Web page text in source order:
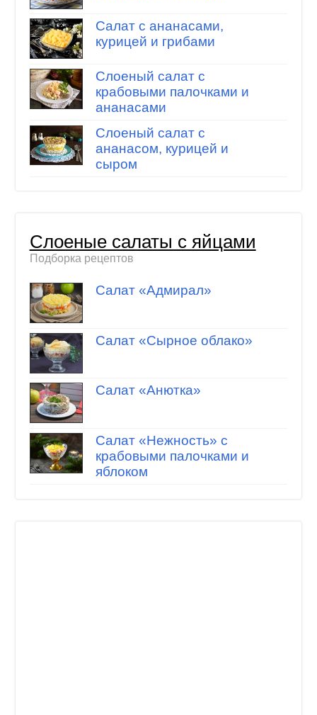
Салат с ананасами,
курицей и грибами
Слоеный салат с
крабовыми палочками и
ананасами
Слоеный салат с
ананасом, курицей и
сыром
Слоеные салаты с яйцами
Подборка рецептов
Салат «Адмирал»
Салат «Сырное облако»
Салат «Анютка»
Салат «Нежность» с
крабовыми палочками и
яблоком